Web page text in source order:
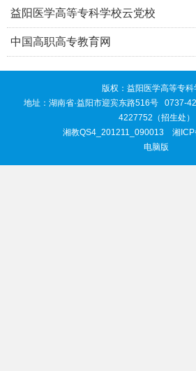
益阳医学高等专科学校云党校
中国高职高专教育网
版权：益阳医学高等专科
地址：湖南省·益阳市迎宾东路516号 0737-
4227752（招生处）
湘教QS4_201211_090013 湘
电脑版